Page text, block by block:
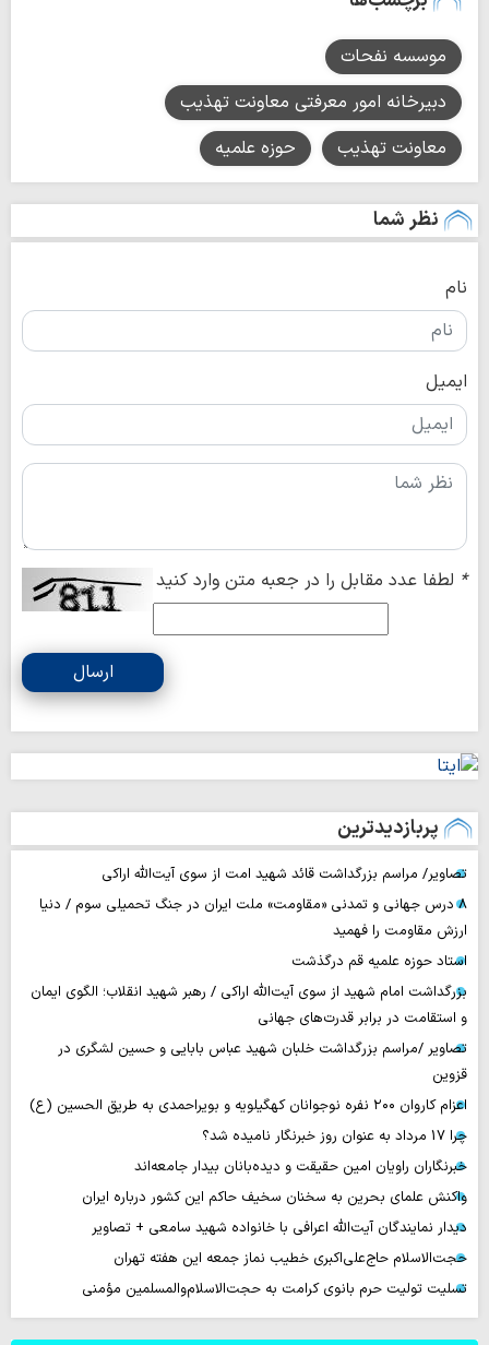
موسسه نفحات
دبیرخانه امور معرفتی معاونت تهذیب
معاونت تهذیب
حوزه علمیه
نظر شما
نام
ایمیل
* لطفا عدد مقابل را در جعبه متن وارد کنید
ارسال
پربازدیدترین
تصاویر/ مراسم بزرگداشت قائد شهید امت از سوی آیت‌الله اراکی
۸ درس جهانی و تمدنی «مقاومت» ملت ایران در جنگ تحمیلی سوم / دنیا
ارزش مقاومت را فهمید
استاد حوزه علمیه قم درگذشت
بزرگداشت امام شهید از سوی آیت‌الله اراکی / رهبر شهید انقلاب؛ الگوی ایمان
و استقامت در برابر قدرت‌های جهانی
تصاویر /مراسم بزرگداشت خلبان شهید عباس بابایی و حسین لشگری در
قزوین
اعزام کاروان ۲۰۰ نفره نوجوانان کهگیلویه و بویراحمدی به طریق الحسین (ع)
چرا 17 مرداد به عنوان روز خبرنگار نامیده شد؟
خبرنگاران راویان امین حقیقت و دیده‌بانان بیدار جامعه‌اند
واکنش علمای بحرین به سخنان سخیف حاکم این کشور درباره ایران
دیدار نمایندگان آیت‌الله اعرافی با خانواده شهید سامعی + تصاویر
حجت‌الاسلام حاج‌علی‌اکبری خطیب نماز جمعه این هفته تهران
تسلیت تولیت حرم بانوی کرامت به حجت‌الاسلام‌والمسلمین مؤمنی